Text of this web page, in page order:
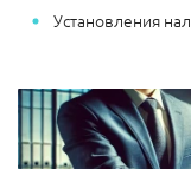
Установления